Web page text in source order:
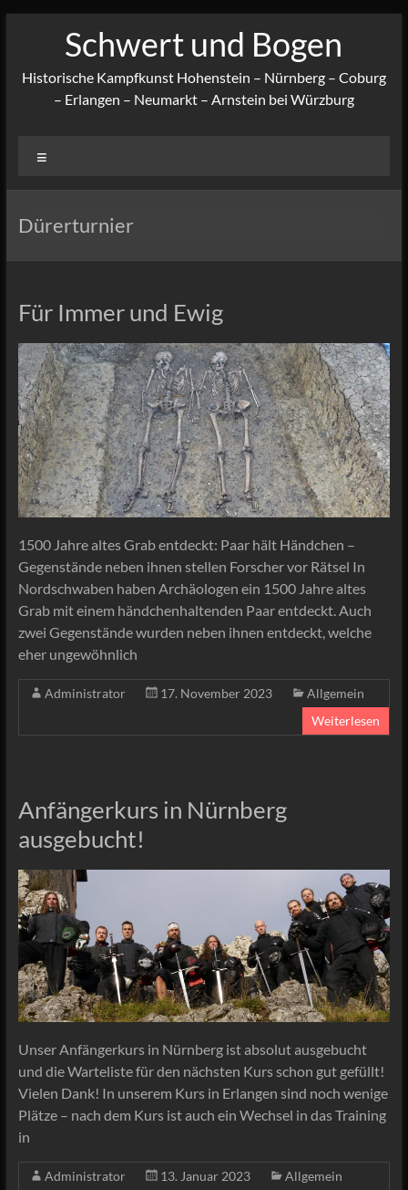
Schwert und Bogen
Historische Kampfkunst Hohenstein – Nürnberg – Coburg
– Erlangen – Neumarkt – Arnstein bei Würzburg
Dürerturnier
Für Immer und Ewig
1500 Jahre altes Grab entdeckt: Paar hält Händchen –
Gegenstände neben ihnen stellen Forscher vor Rätsel In
Nordschwaben haben Archäologen ein 1500 Jahre altes
Grab mit einem händchenhaltenden Paar entdeckt. Auch
zwei Gegenstände wurden neben ihnen entdeckt, welche
eher ungewöhnlich
Administrator 17. November 2023
Allgemein
Weiterlesen
Anfängerkurs in Nürnberg
ausgebucht!
Unser Anfängerkurs in Nürnberg ist absolut ausgebucht
und die Warteliste für den nächsten Kurs schon gut gefüllt!
Vielen Dank! In unserem Kurs in Erlangen sind noch wenige
Plätze – nach dem Kurs ist auch ein Wechsel in das Training
in
Administrator 13. Januar 2023
Allgemein